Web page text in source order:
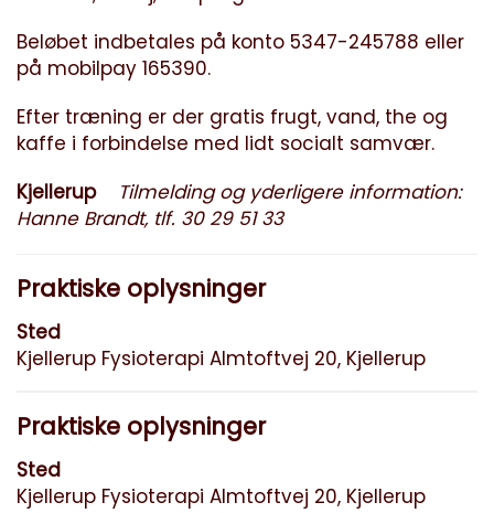
Beløbet indbetales på konto 5347-245788 eller
på mobilpay 165390.
Efter træning er der gratis frugt, vand, the og
kaffe i forbindelse med lidt socialt samvær.
Kjellerup
Tilmelding og yderligere information:
Hanne Brandt, tlf. 30 29 51 33
Praktiske oplysninger
Sted
Kjellerup Fysioterapi Almtoftvej 20, Kjellerup
Praktiske oplysninger
Sted
Kjellerup Fysioterapi Almtoftvej 20, Kjellerup